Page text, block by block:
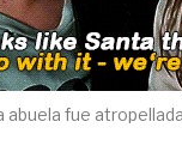
abuela fue